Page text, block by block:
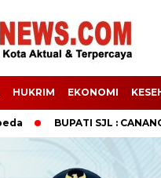
HUKRIM EKONOMI
BUPATI SJL : CANANGKAN